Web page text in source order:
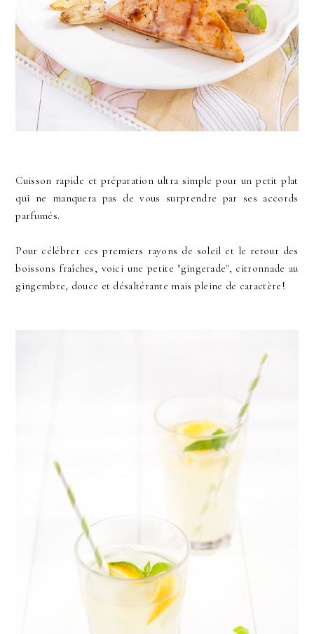
Cuisson rapide et préparation ultra simple pour un petit plat
qui ne manquera pas de vous surprendre par ses accords
parfumés.
Pour célébrer ces premiers rayons de soleil et le retour des
boissons fraîches, voici une petite "gingerade", citronnade au
gingembre, douce et désaltérante mais pleine de caractère!